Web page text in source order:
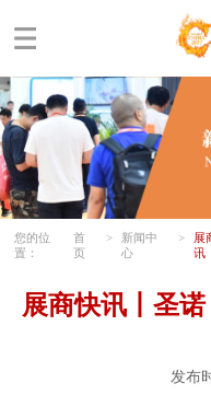
您的位
置：
首
页
>
新闻中
心
>
展
讯
展商快讯丨圣
发布